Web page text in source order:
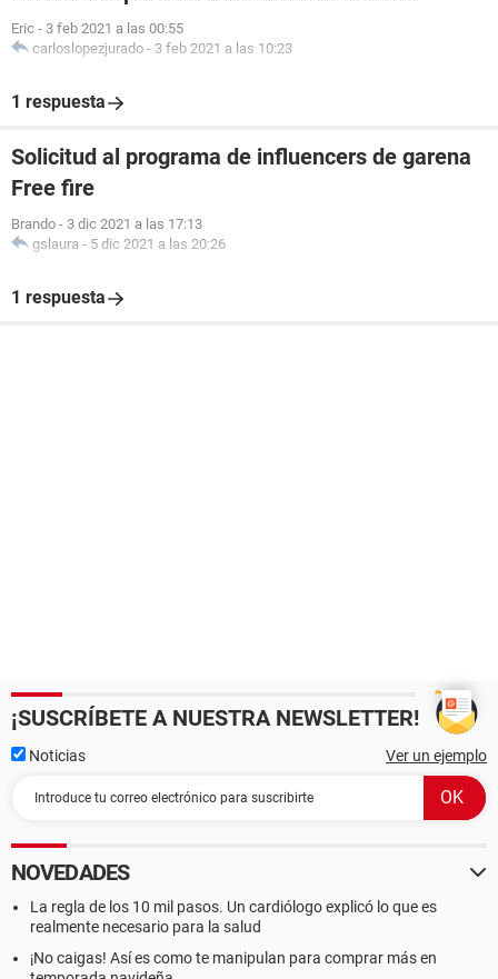
Eric - 3 feb 2021 a las 00:55
carloslopezjurado - 3 feb 2021 a las 10:23
1 respuesta
Solicitud al programa de influencers de garena
Free fire
Brando - 3 dic 2021 a las 17:13
gslaura - 5 dic 2021 a las 20:26
1 respuesta
¡SUSCRÍBETE A NUESTRA NEWSLETTER!
Noticias Ver un ejemplo
NOVEDADES
La regla de los 10 mil pasos. Un cardiólogo explicó lo que es
realmente necesario para la salud
¡No caigas! Así es como te manipulan para comprar más en